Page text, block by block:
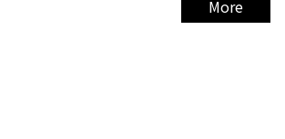
More